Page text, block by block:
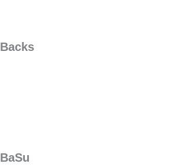
Backs
BaSu